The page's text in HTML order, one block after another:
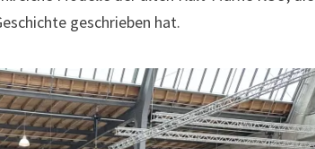
geschrieben hat.